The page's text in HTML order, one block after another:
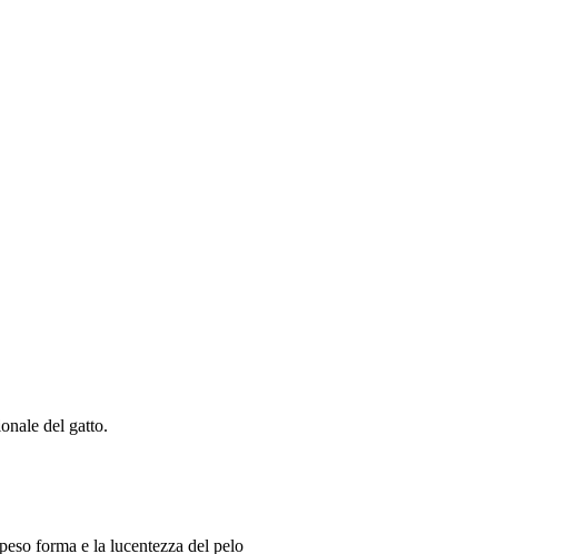
del gatto.
forma e la lucentezza del pelo